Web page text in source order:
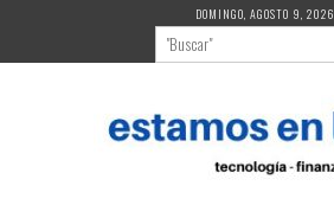
contenido
DOMINGO, AGOSTO 9, 2026